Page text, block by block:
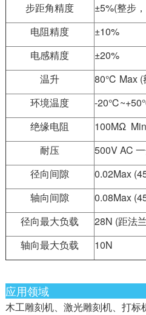
步距角精度
±5%(整步
电阻精度
±10%
电感精度
±20%
温升
80℃ Max (
环境温度
-
绝缘电阻
100MΩ
耐压
500V AC
径向间隙
0.02Max
轴向间隙
0.08Max
径向最大负载
28N (距法
轴向最大负载
10N
应用领域
木工雕刻机、激光雕刻机、打